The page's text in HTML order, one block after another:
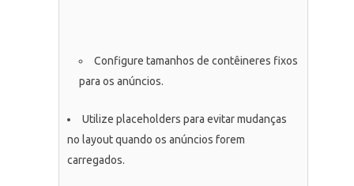
Configure tamanhos de contêineres fixos
para os anúncios.
Utilize placeholders para evitar mudanças
no layout quando os anúncios forem
carregados.